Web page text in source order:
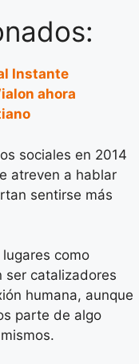
Instante
ahora
sociales en 2014
atreven a hablar
sentirse más
como
ser catalizadores
humana, aunque
parte de algo